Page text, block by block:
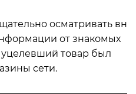
осматривать вн
от знакомых
товар был
сети.